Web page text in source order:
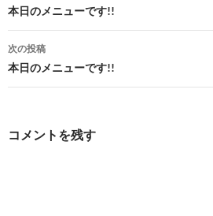
稿
ナ
ビ
本日のメニューです!!
次の投稿
本日のメニューです!!
コメントを残す